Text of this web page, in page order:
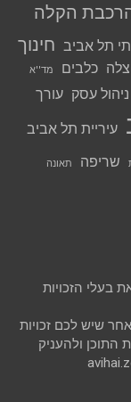
הקלה
תל אביב חינוך
כלבים מד''א
ניהול עסק עורך
עיריית תל אביב
שריפה תאונה
בעלי הזכויות
שיש לכם זכויות
התוכן ולהעניק